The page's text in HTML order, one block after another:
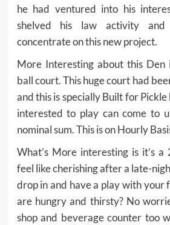
he had ventured into his
shelved his law activity
concentrate on this new project.
More Interesting about this Den
ball court. This huge court had
and this is specially Built for
interested to play can come to
nominal sum. This is on Hourly
What’s More interesting is it’s
feel like cherishing after a late-
drop in and have a play with your
are hungry and thirsty? No
shop and beverage counter too